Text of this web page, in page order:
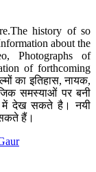
history of so
about the
Photographs of
of forthcoming
का इतिहास, नायक,
समस्याओं पर बनी
में देख सकते है। नयी
सकते हैं।